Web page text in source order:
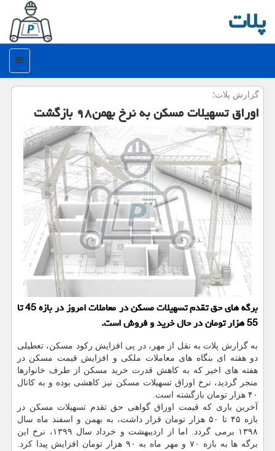
پلات
منو
گزارش پلات؛
اوراق تسهیلات مسكن به نرخ بهمن۹۸ بازگشت
برگه های حق تقدم تسهیلات مسکن در معاملات امروز در بازه 45 تا
55 هزار تومان در حال خرید و فروش است.
به گزارش پلات به نقل از مهر، در پی افزایش رکود مسکن، تعطیلی
دو هفته ای بنگاه های معاملات ملکی و افزایش قیمت مسکن در
هفته های اخیر که به کاهش قدرت خرید مسکن از طرف خانوارها
منجر گردید، نرخ اوراق تسهیلات مسکن نیز کاهشی بوده و به کانال
۴۰ هزار تومان بازگشته است.
آخرین باری که قیمت اوراق گواهی حق تقدم تسهیلات مسکن در
بازه ۴۵ تا ۵۰ هزار تومان قرار داشت، به بهمن و اسفند ماه سال
۱۳۹۸ برمی گردد. اما از اردیبهشت و خرداد سال ۱۳۹۹، نرخ این
برگه ها به بازه ۷۰ و مهر ماه به ۹۰ هزار تومان افزایش پیدا کرد.